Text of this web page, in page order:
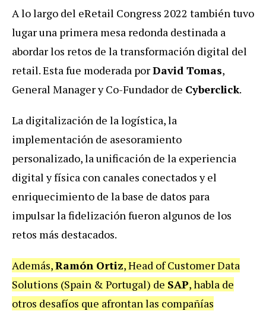
A lo largo del eRetail Congress 2022 también tuvo
lugar una primera mesa redonda destinada a
abordar los retos de la transformación digital del
retail. Esta fue moderada porDavid Tomas,
General Manager y Co-Fundador de Cyberclick.
La digitalización de la logística, la
implementación de asesoramiento
personalizado, la unificación de la experiencia
digital y física con canales conectados y el
enriquecimiento de la base de datos para
impulsar la fidelización fueron algunos de los
retos más destacados.
Además,Ramón Ortiz, Head of Customer Data
Solutions (Spain & Portugal) de SAP, habla de
otros desafíos que afrontan las compañías